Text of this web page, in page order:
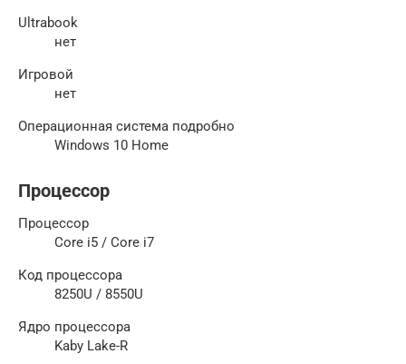
Ultrabook
нет
Игровой
нет
Операционная система подробно
Windows 10 Home
Процессор
Процессор
Core i5 / Core i7
Код процессора
8250U / 8550U
Ядро процессора
Kaby Lake-R